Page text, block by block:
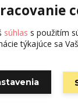
© 2015
na
súhlas s použitím
týkajúce sa